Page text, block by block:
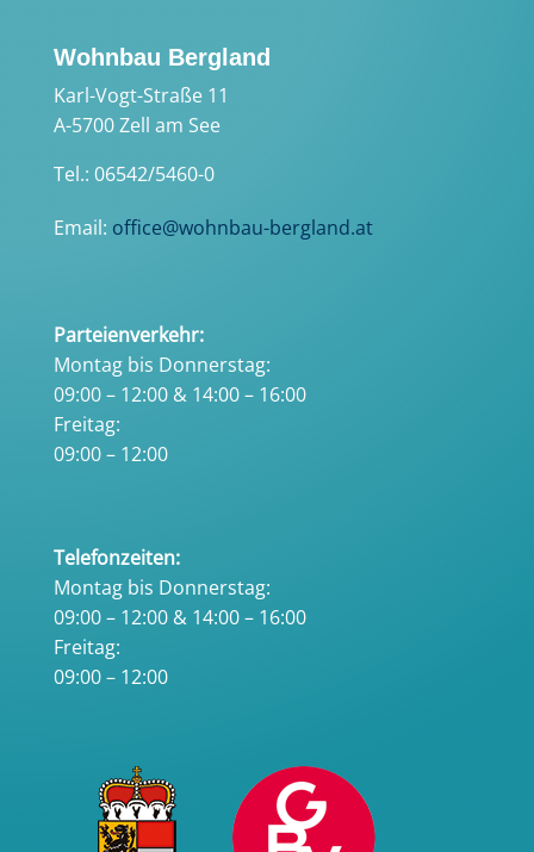
Wohnbau Bergland
Karl-Vogt-Straße 11
A-5700 Zell am See
Tel.: 06542/5460-0
Email: office@wohnbau-bergland.at
Parteienverkehr:
Montag bis Donnerstag:
09:00 – 12:00 & 14:00 – 16:00
Freitag:
09:00 – 12:00
Telefonzeiten:
Montag bis Donnerstag:
09:00 – 12:00 & 14:00 – 16:00
Freitag:
09:00 – 12:00